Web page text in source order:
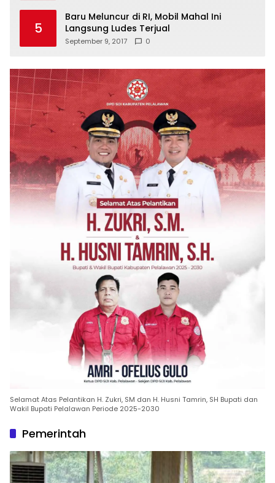
5
Baru Meluncur di RI, Mobil Mahal Ini
Langsung Ludes Terjual
September 9, 2017 0
Selamat Atas Pelantikan H. Zukri, SM dan H. Husni Tamrin, SH Bupati dan
Wakil Bupati Pelalawan Periode 2025-2030
Pemerintah